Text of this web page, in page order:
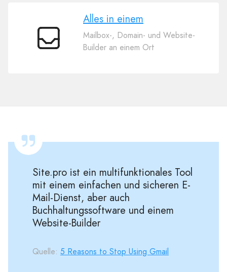
Alles
Alles in einem
Mailbox-, Domain- und Website-
Builder an einem Ort
Site.pro ist ein multifunktionales Tool
mit einem einfachen und sicheren E-
Mail-Dienst, aber auch
Buchhaltungssoftware und einem
Website-Builder
Quelle: 5 Reasons to Stop Using Gmail